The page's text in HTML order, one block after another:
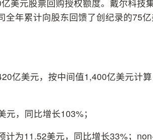
美元股票回购授权额度。戴尔科技
年累计向股东回馈了创纪录的75
亿美元，按中间值1,400亿美元计
，同比增长103%；
为11.52美元，同比增长33%；